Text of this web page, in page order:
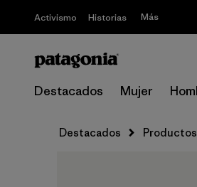
Activismo Historias Más
Destacados Mujer
Destacados